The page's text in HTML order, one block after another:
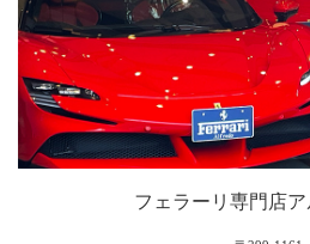
フェラーリ専門店